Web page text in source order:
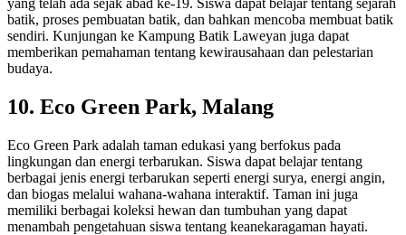
batik, proses pembuatan batik, dan bahkan mencoba membuat batik
sendiri. Kunjungan ke Kampung Batik Laweyan juga dapat
memberikan pemahaman tentang kewirausahaan dan pelestarian
budaya.
10. Eco Green Park, Malang
Eco Green Park adalah taman edukasi yang berfokus pada
lingkungan dan energi terbarukan. Siswa dapat belajar tentang
berbagai jenis energi terbarukan seperti energi surya, energi angin,
dan biogas melalui wahana-wahana interaktif. Taman ini juga
memiliki berbagai koleksi hewan dan tumbuhan yang dapat
menambah pengetahuan siswa tentang keanekaragaman hayati.